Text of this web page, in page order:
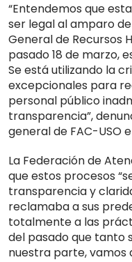
“Entendemos que
ser legal al amparo
General de Recursos
pasado 18 de marzo,
Se está utilizando la
excepcionales para
personal público
transparencia”,
general de FAC-USO
La Federación de
que estos procesos
transparencia y
reclamaba a sus
totalmente a las
del pasado que tanto
nuestra parte, vamos